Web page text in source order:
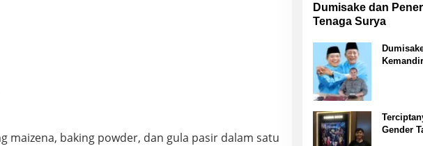
maizena, baking powder, dan gula pasir dalam satu
Dumisake dan
Tenaga Surya
Gender